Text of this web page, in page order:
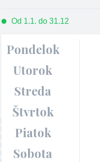
Od 1.1. do 31.12
Pondelok
Utorok
Streda
Štvrtok
Piatok
Sobota